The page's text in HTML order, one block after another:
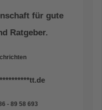
für gute
Ratgeber.
tt.de
- 89 58 693